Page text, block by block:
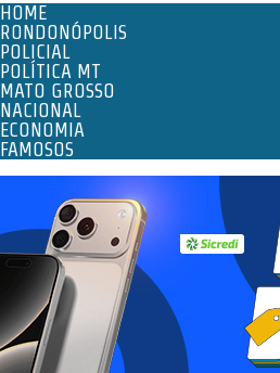
HOME
RONDONÓPOLIS
POLICIAL
POLÍTICA MT
MATO GROSSO
NACIONAL
ECONOMIA
FAMOSOS